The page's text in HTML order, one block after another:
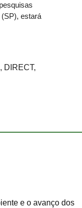
estará
DIRECT,
e o avanço dos